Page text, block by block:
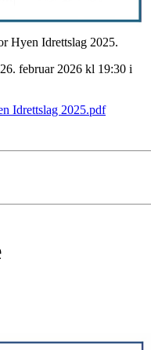
Hyen Idrettslag 2025.
februar 2026 kl 19:30 i
Idrettslag 2025.pdf